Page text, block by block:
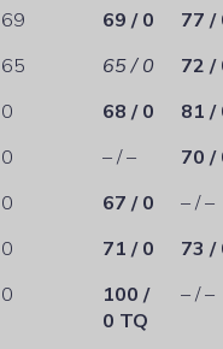
69 69 / 0
77 /
65 65 / 0
72 /
0 68 / 0
81 /
0 – / –
70 /
0 67 / 0
– / –
0 71 / 0
73 /
0
100 /
0 TQ
– / –